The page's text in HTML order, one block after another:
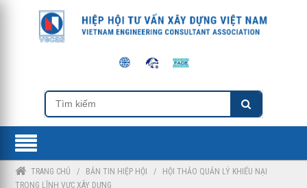
TRANG CHỦ / BẢN TIN HIỆP HỘI /
HỘI THẢO QUẢN LÝ KHIẾU NẠI
TRONG LĨNH VỰC XÂY DỰNG